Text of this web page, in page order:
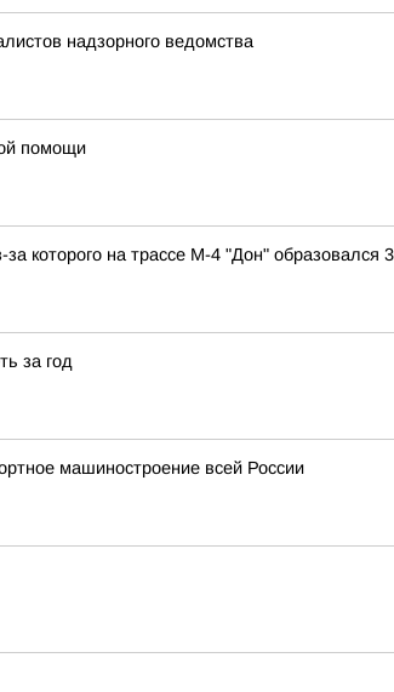
надзорного ведомства
помощи
которого на трассе М-4 "Дон"
за год
машиностроение всей России